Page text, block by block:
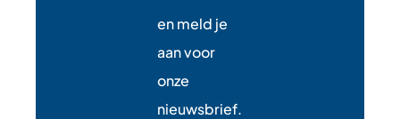
en meld je
aan voor
onze
nieuwsbrief.